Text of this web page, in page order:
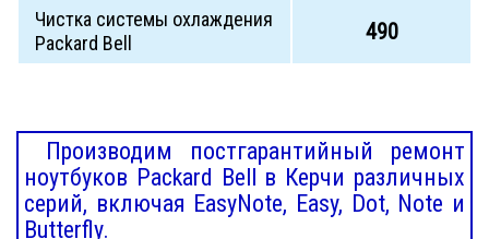
Чистка системы охлаждения
Packard Bell
490
Производим постгарантийный ремонт
ноутбуков Packard Bell в Керчи различных
серий, включая EasyNote, Easy, Dot, Note и
Butterfly.